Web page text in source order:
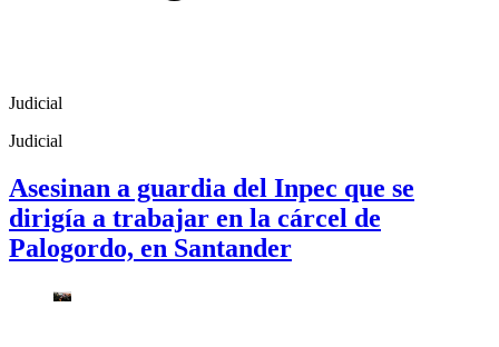
Judicial
Judicial
Asesinan a guardia del Inpec que se
dirigía a trabajar en la cárcel de
Palogordo, en Santander